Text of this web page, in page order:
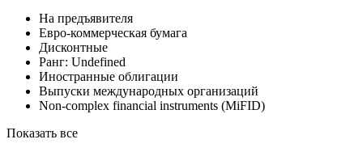
Классификатор выпуска
На предъявителя
Евро-коммерческая бумага
Дисконтные
Иностранные облигации